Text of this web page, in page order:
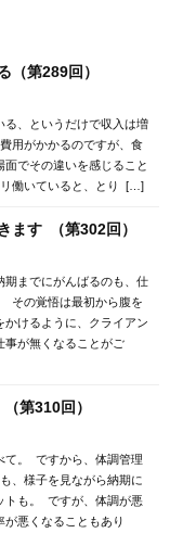
（第289回）
、というだけで収入は増
用がかかるのですが、食
でその違いを感じること
働いていると、とり […]
ます （第302回）
までにがんばるのも、仕
その覚悟は最初から腹を
かけるように、クライアン
事が無くなることがご
第310回）
て。 ですから、体調管理
、様子を見ながら納期に
トも。 ですが、体調が悪
が悪くなることもあり